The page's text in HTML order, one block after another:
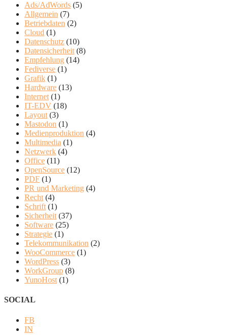
Ads/AdWords (5)
Allgemein (7)
Betriebdaten (2)
Cloud (1)
Datenschutz (10)
Datensicherheit (8)
Empfehlung (14)
Fediverse (1)
Grafik (1)
Hardware (13)
Internet (1)
IT-EDV (18)
Layout (3)
Mastodon (1)
Medienproduktion (4)
Multimedia (1)
Netzwerk (4)
Office (11)
OpenSource (12)
PDF (1)
PR und Marketing (4)
Recht (4)
Schrift (1)
Sicherheit (37)
Software (25)
Strategie (1)
Telekommunikation (2)
WooCommerce (1)
WordPress (3)
WorkGroup (8)
YunoHost (1)
SOCIAL
FB
IN